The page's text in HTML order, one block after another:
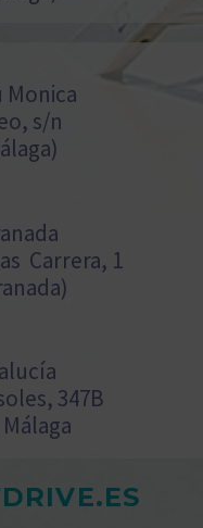
Monica
s/n
Carrera, 1
347B